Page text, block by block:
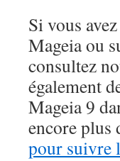
Si vous
Mageia ou
consultez
également
Mageia 9
encore plus
pour suivre